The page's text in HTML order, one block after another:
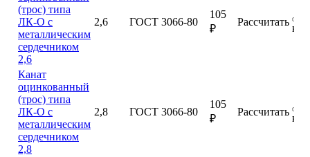
(трос) типа
ЛК-О с
металлическим
сердечником
2,6
2,6 ГОСТ 3066-80
105
₽
Рассчитать
Канат
оцинкованный
(трос) типа
ЛК-О с
металлическим
сердечником
2,8
2,8 ГОСТ 3066-80
105
₽
Рассчитать